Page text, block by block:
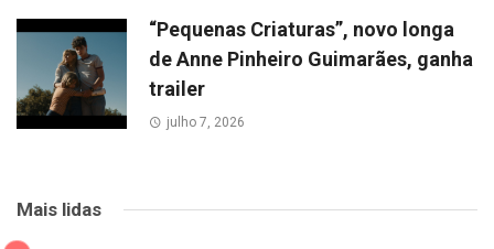
“Pequenas Criaturas”, novo longa
de Anne Pinheiro Guimarães, ganha
trailer
julho 7, 2026
Mais lidas